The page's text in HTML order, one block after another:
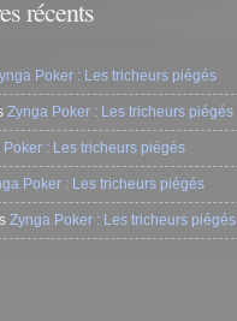
récents
Poker : Les tricheurs piégés
Zynga Poker : Les tricheurs piégés
Poker : Les tricheurs piégés
Poker : Les tricheurs piégés
Zynga Poker : Les tricheurs piégés